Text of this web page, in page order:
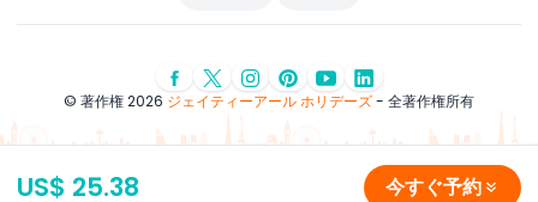
US$ 25.38 今すぐ予約
© 著作権 2026 ジェイティーアール ホリデーズ- 全著作権所有